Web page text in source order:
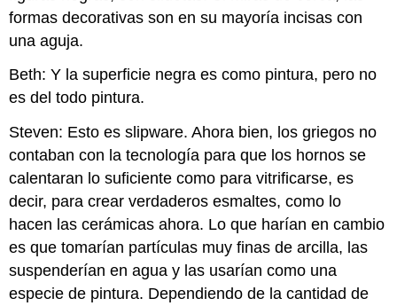
formas decorativas son en su mayoría incisas con
una aguja.
Beth: Y la superficie negra es como pintura, pero no
es del todo pintura.
Steven: Esto es slipware. Ahora bien, los griegos no
contaban con la tecnología para que los hornos se
calentaran lo suficiente como para vitrificarse, es
decir, para crear verdaderos esmaltes, como lo
hacen las cerámicas ahora. Lo que harían en cambio
es que tomarían partículas muy finas de arcilla, las
suspenderían en agua y las usarían como una
especie de pintura. Dependiendo de la cantidad de